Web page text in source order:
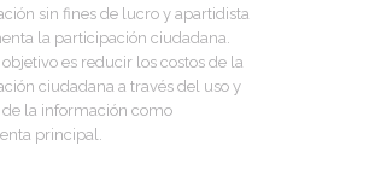
sin fines de lucro y apartidista
la participación ciudadana.
es reducir los costos de la
ciudadana a través del uso y
la información como
principal.